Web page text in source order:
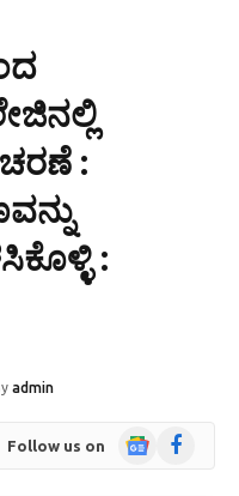
:
:
admin
Follow us on
GoogleFacebook